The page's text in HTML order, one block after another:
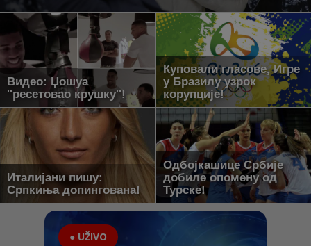
Видео: Џошуа
''ресетовао крушку''!
Куповали гласове, Игре
у Бразилу узрок
корупције!
Италијани пишу:
Српкиња допингована!
Одбојкашице Србије
добиле опомену од
Турске!
● UŽIVO